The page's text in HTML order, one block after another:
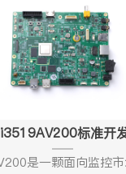
标准开
是一颗面向监控